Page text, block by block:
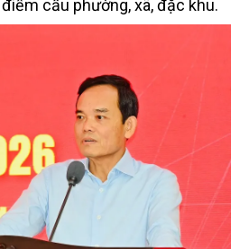
cầu phường, xã, đặc khu.